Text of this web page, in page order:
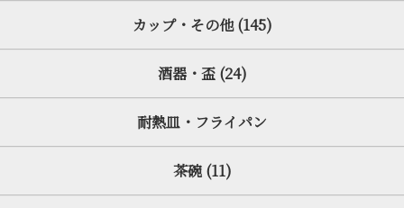
カップ・その他 (145)
酒器・盃 (24)
耐熱皿・フライパン
茶碗 (11)